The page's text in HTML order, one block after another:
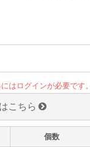
はログインが必要です。
こちら
個数